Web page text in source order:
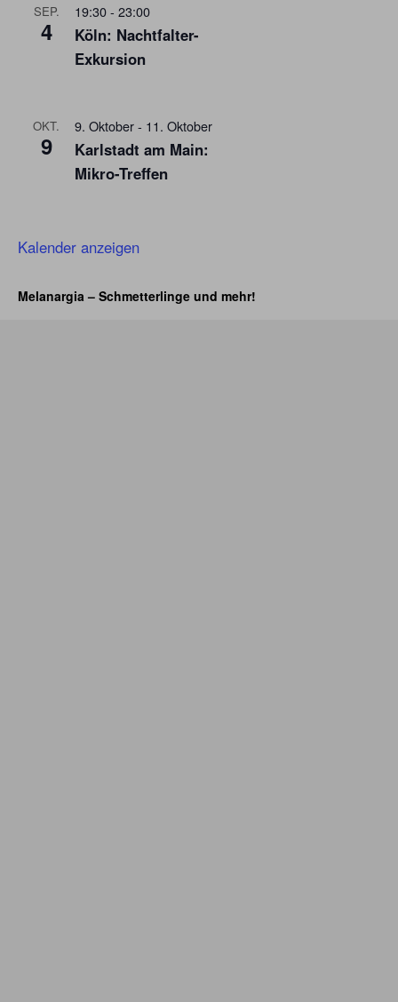
SEP.
4
19:30- 23:00
Köln: Nachtfalter-
Exkursion
OKT.
9
9. Oktober- 11. Oktober
Karlstadt am Main:
Mikro-Treffen
Kalender anzeigen
Melanargia – Schmetterlinge und mehr!